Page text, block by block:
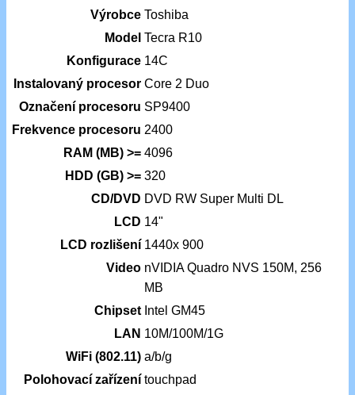
Výrobce Toshiba
Model Tecra R10
Konfigurace 14C
Instalovaný procesor Core 2 Duo
Označení procesoru SP9400
Frekvence procesoru 2400
RAM (MB) >= 4096
HDD (GB) >= 320
CD/DVD DVD RW Super Multi DL
LCD 14"
LCD rozlišení 1440x 900
Video nVIDIA Quadro NVS 150M, 256
MB
Chipset Intel GM45
LAN 10M/100M/1G
WiFi (802.11) a/b/g
Polohovací zařízení touchpad